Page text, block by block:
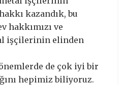
kazandık, bu
hakkımızı ve
işçilerinin elinden
de çok iyi bir
hepimiz biliyoruz.